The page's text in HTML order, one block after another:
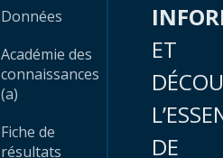
Données
Académie des
connaissances
(a)
Fiche de
résultats
ET
DE